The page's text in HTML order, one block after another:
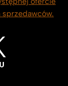
sprzedawców.